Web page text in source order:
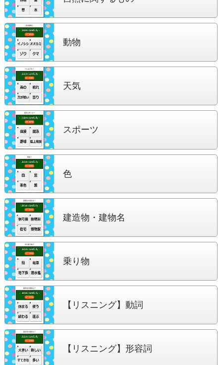
動物
天気
スポーツ
色
建造物・建物名
乗り物
【リスニング】 動詞
【リスニング】 形容詞